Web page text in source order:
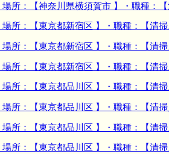
：【神奈川県横須賀市 】・職種：【
：【東京都新宿区 】・職種：【清掃
：【東京都新宿区 】・職種：【清掃
：【東京都新宿区 】・職種：【清掃
所：【東京都品川区 】・職種：【清
：【東京都品川区 】・職種：【清掃
：【東京都品川区 】・職種：【清掃
所：【東京都品川区 】・職種：【清